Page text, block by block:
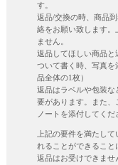
す。
返品/交換の時、商品
絡をお願い致します。
ません。
返品してほしい商品と
ついて書く時、写真
品全体の1枚）
返品はラベルや包装
要があります。また
ノートを添付してくだ
上記の要件を満たし
れることができること
返品はお受けできませ